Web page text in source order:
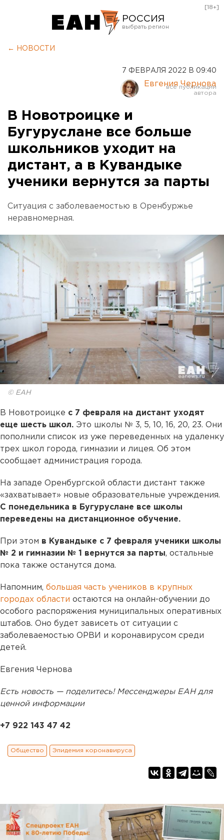
РОССИЯ
Курган
Оренбург
[18+]
← НОВОСТИ
7 ФЕВРАЛЯ 2022 В 09:40
Евгения Чернова
В Новотроицке и
Бугуруслане все больше
школьников уходит на
дистант, а в Кувандыке
ученики вернутся за парты
Ситуация с заболеваемостью в Оренбуржье
неравномерная.
© ЕАН
В Новотроицке с 7 февраля на дистант уходят
еще шесть школ. Это школы № 3, 5, 10, 16, 20, 23. Они
пополнили список из уже переведенных на удаленку
трех школ города, гимназии и лицея. Об этом
сообщает администрация города.
На западе Оренбургской области дистант также
«захватывает» новые образовательные учреждения.
С понедельника в Бугуруслане все школы
переведены на дистанционное обучение.
При этом в Кувандыке с 7 февраля ученики школы
№ 2 и гимназии № 1 вернутся за парты, остальные
пока также останутся дома.
Напомним, большая часть учеников в крупных
городах области остаются на онлайн-обучении до
особого распоряжения муниципальных оперативных
штабов. Оно будет зависеть от ситуации с
заболеваемостью ОРВИ и коронавирусом среди
детей.
Евгения Чернова
Есть новость — поделитесь! Мессенджеры ЕАН для
ценной информации
+7 922 143 47 42
Общество Эпидемия коронавируса